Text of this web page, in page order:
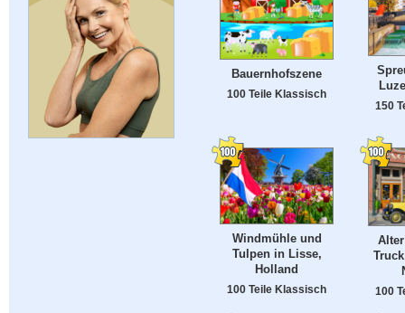
Bauernhofszene
100 Teile Klassisch
150
Windmühle und
Tulpen in Lisse,
Holland
100 Teile Klassisch 100